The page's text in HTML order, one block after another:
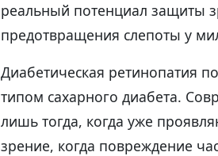
реальный потенциал защиты
предотвращения слепоты у
Диабетическая ретинопатия
типом сахарного диабета.
лишь тогда, когда уже
зрение, когда повреждение